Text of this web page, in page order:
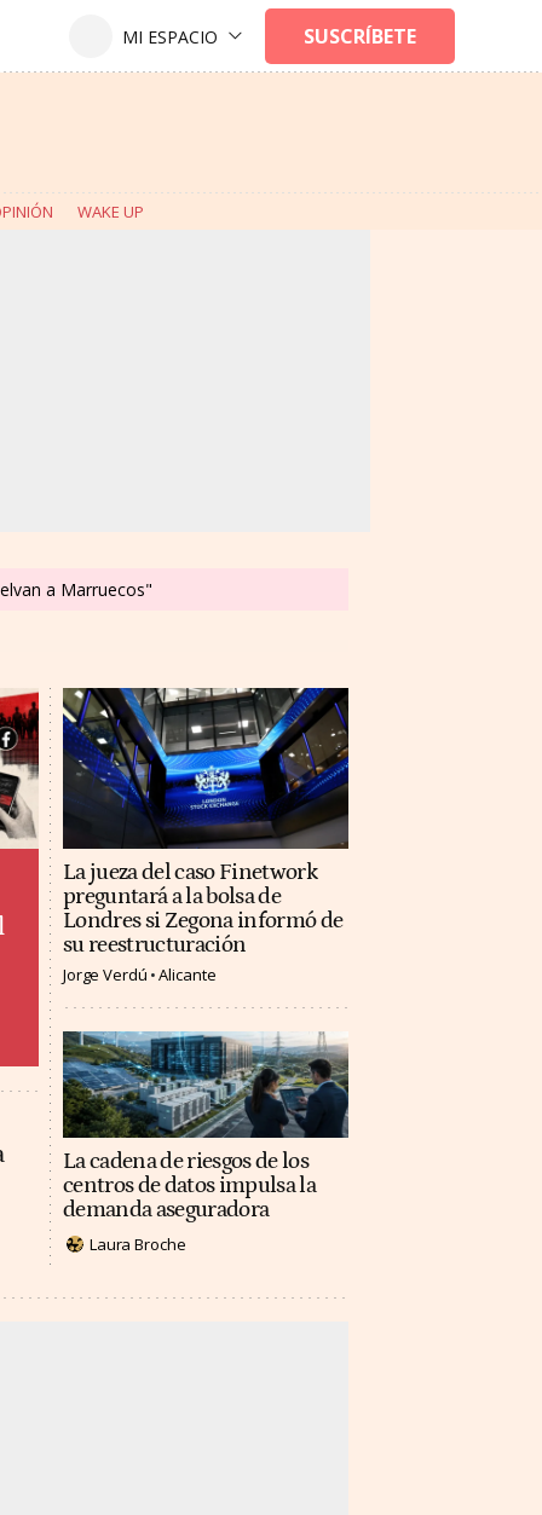
WAKE UP
a Marruecos"
La jueza del caso Finetwork
preguntará a la bolsa de
Londres si Zegona informó de
su reestructuración
Jorge Verdú Alicante
La cadena de riesgos de los
centros de datos impulsa la
demanda aseguradora
Laura Broche